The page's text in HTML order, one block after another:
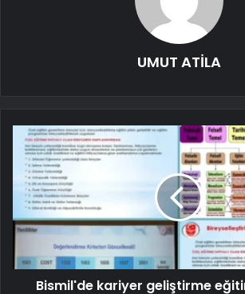
UMUT ATİLA
Bismil'de kariyer geliştirme